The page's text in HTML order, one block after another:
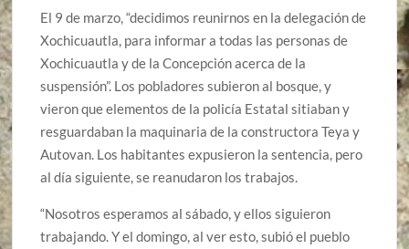
El 9 de marzo, “decidimos reunirnos en la delegación de
Xochicuautla, para informar a todas las personas de
Xochicuautla y de la Concepción acerca de la
suspensión”. Los pobladores subieron al bosque, y
vieron que elementos de la policía Estatal sitiaban y
resguardaban la maquinaria de la constructora Teya y
Autovan. Los habitantes expusieron la sentencia, pero
al día siguiente, se reanudaron los trabajos.
“Nosotros esperamos al sábado, y ellos siguieron
trabajando. Y el domingo, al ver esto, subió el pueblo